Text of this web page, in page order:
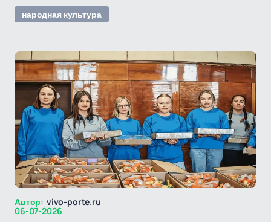
народная культура
Автор: vivo-porte.ru
06-07-2026